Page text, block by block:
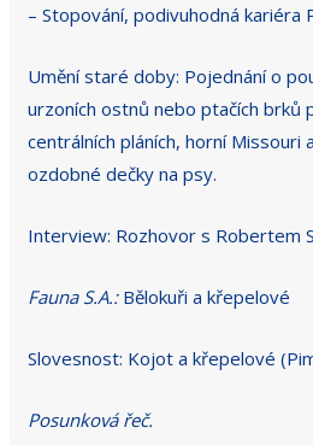
– Stopování, podivuhodná kariéra
Umění staré doby: Pojednání o
urzoních ostnů nebo ptačích brků
centrálních pláních, horní Missouri
ozdobné dečky na psy.
Interview: Rozhovor s Robertem
Fauna S.A.:Bělokuři a křepelové
Slovesnost: Kojot a křepelové
Posunková řeč.